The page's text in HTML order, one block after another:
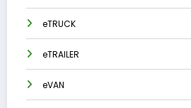
eTRUCK
eTRAILER
eVAN